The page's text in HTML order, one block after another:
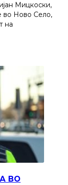
Мицкоски,
во Ново Село,
на
ВО